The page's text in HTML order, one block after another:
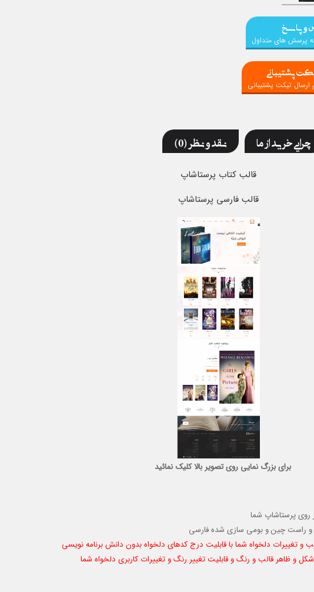
و پاسخ
پرسش های متداول
پشتیبانی
ارسال تیکت پشتیبانی
چرایی خرید از ما نقد و نظر (0)
قالب کتاب پرستاشاپ
قالب فارسی پرستاشاپ
برای بزرگ نمایی روی تصویر بالا کلیک نمائید
روی پرستاشاپ شما
و راست چین و بومی سازی شده فارسی
و تغییرات دلخواه شما با قابلیت درج کدهای دلخواه بدون دانش برنامه نویسی
و ظاهر قالب و رنگ و قابلیت تغيير رنگ و تغييرات كاربری دلخواه شما